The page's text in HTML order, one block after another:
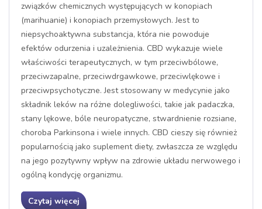
związków chemicznych występujących w konopiach
(marihuanie) i konopiach przemysłowych. Jest to
niepsychoaktywna substancja, która nie powoduje
efektów odurzenia i uzależnienia. CBD wykazuje wiele
właściwości terapeutycznych, w tym przeciwbólowe,
przeciwzapalne, przeciwdrgawkowe, przeciwlękowe i
przeciwpsychotyczne. Jest stosowany w medycynie jako
składnik leków na różne dolegliwości, takie jak padaczka,
stany lękowe, bóle neuropatyczne, stwardnienie rozsiane,
choroba Parkinsona i wiele innych. CBD cieszy się również
popularnością jako suplement diety, zwłaszcza ze względu
na jego pozytywny wpływ na zdrowie układu nerwowego i
ogólną kondycję organizmu.
Czytaj więcej